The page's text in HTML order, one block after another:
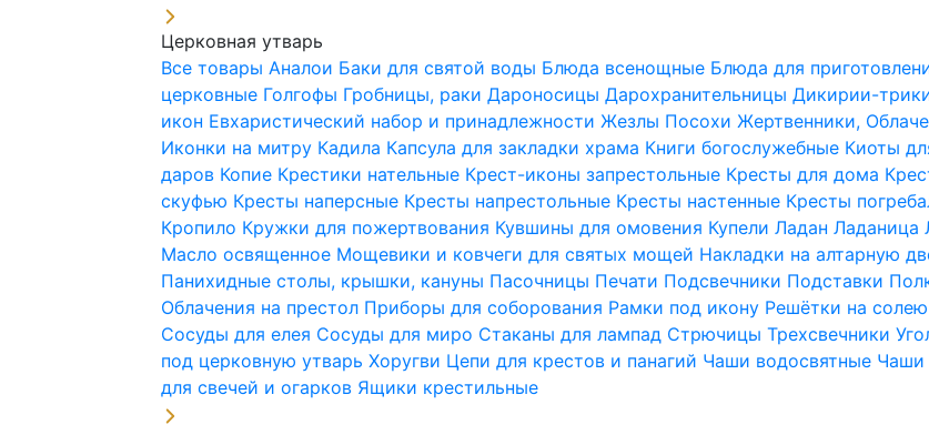
Церковная утварь
Все товарыАналои Баки для святой воды Блюда всенощные Блюда для
церковные Голгофы Гробницы, ракиДароносицыДарохранительницыДикирии-
икон Евхаристический набор и принадлежностиЖезлы ПосохиЖертвенники,
Иконки на митру Кадила Капсула для закладки храма Книги богослужебные Киоты
даров Копие Крестики нательные Крест-иконы запрестольные Кресты для дома
скуфью Кресты наперсные Кресты напрестольные Кресты настенные Кресты
Кропило Кружки для пожертвования Кувшины для омовения КупелиЛаданЛаданица
Масло освященное Мощевики и ковчеги для святых мощей Накладки на алтарную
Панихидные столы, крышки, кануны Пасочницы Печати Подсвечники Подставки
Облачения на престол Приборы для соборования Рамки под икону Решётки на солею
Сосуды для елея Сосуды для миро Стаканы для лампад СтрючицыТрехсвечники
под церковную утварьХоругви Цепи для крестов и панагий Чаши водосвятные Чаши
для свечей и огарков Ящики крестильные